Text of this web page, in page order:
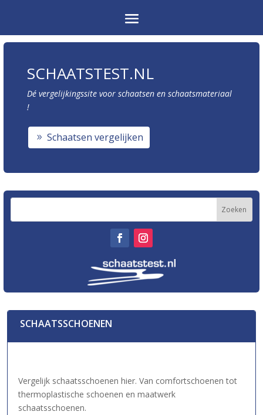
SCHAATSTEST.NL
Dé vergelijkingssite voor schaatsen en schaatsmateriaal
!
Schaatsen vergelijken
SCHAATSSCHOENEN
Vergelijk schaatsschoenen hier. Van comfortschoenen tot
thermoplastische schoenen en maatwerk
schaatsschoenen.